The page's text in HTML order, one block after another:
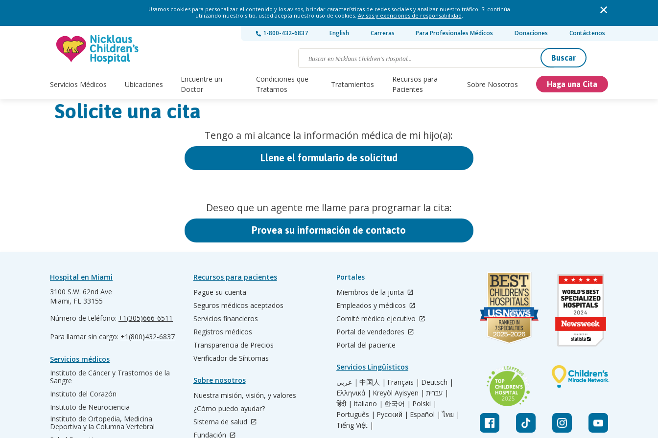
Usamos cookies para personalizar el contenido y los avisos, brindar características de redes sociales y analizar nuestro tráfico. Si continúa
utilizando nuestro sitio, usted acepta nuestro uso de cookies. Avisos y exenciones de responsabilidad.
1-800-432-6837 English Carreras Para Profesionales Médicos Donaciones Contáctenos
Buscar
Servicios Médicos Ubicaciones
Encuentre un
Doctor
Condiciones que
Tratamos
Tratamientos
Recursos para
Pacientes
Sobre Nosotros Haga una Cita
Solicite una cita
Tengo a mi alcance la información médica de mi hijo(a):
Llene el formulario de solicitud
Deseo que un agente me llame para programar la cita:
Provea su información de contacto
Hospital en Miami
3100 S.W. 62nd Ave
Miami, FL 33155
Número de teléfono: +1(305)666-6511
Para llamar sin cargo: +1(800)432-6837
Servicios médicos
Instituto de Cáncer y Trastornos de la
Sangre
Instituto del Corazón
Instituto de Neurociencia
Instituto de Ortopedia, Medicina
Deportiva y la Columna Vertebral
Recursos para pacientes
Pague su cuenta
Seguros médicos aceptados
Servicios financieros
Registros médicos
Transparencia de Precios
Verificador de Síntomas
Sobre nosotros
Nuestra misión, visión, y valores
¿Cómo puedo ayudar?
Sistema de salud
Fundación
Portales
Miembros de la junta
Empleados y médicos
Comité médico ejecutivo
Portal de vendedores
Portal del paciente
Servicios Lingüísticos
عربي | 中国人 | Français | Deutsch |
Ελληνικά | Kreyòl Ayisyen |
עברית |
हिंदी | Italiano | 한국어 | Polski |
Português | Русский | Español | ไทย |
Tiếng Việt |